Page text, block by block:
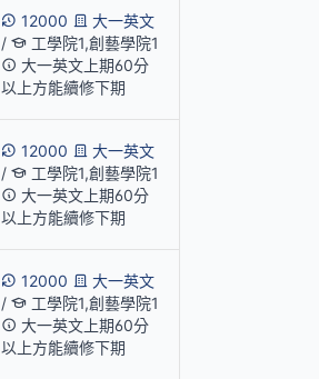
12000
大一英文
/
工學院1,創藝學院1
大一英文上期60分
以上方能續修下期
12000
大一英文
/
工學院1,創藝學院1
大一英文上期60分
以上方能續修下期
12000
大一英文
/
工學院1,創藝學院1
大一英文上期60分
以上方能續修下期